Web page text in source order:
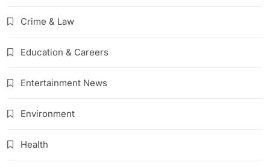
Crime & Law
Education & Careers
Entertainment News
Environment
Health